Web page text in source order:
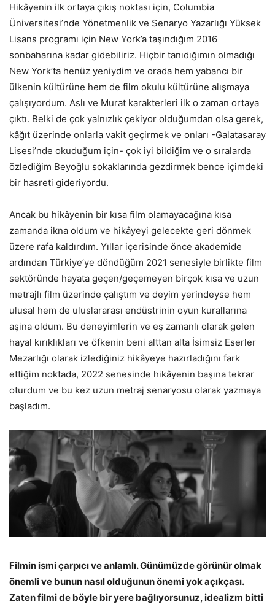
Hikâyenin ilk ortaya çıkış noktası için, Columbia
Üniversitesi’nde Yönetmenlik ve Senaryo Yazarlığı Yüksek
Lisans programı için New York’a taşındığım 2016
sonbaharına kadar gidebiliriz. Hiçbir tanıdığımın olmadığı
New York’ta henüz yeniydim ve orada hem yabancı bir
ülkenin kültürüne hem de film okulu kültürüne alışmaya
çalışıyordum. Aslı ve Murat karakterleri ilk o zaman ortaya
çıktı. Belki de çok yalnızlık çekiyor olduğumdan olsa gerek,
kâğıt üzerinde onlarla vakit geçirmek ve onları -Galatasaray
Lisesi’nde okuduğum için- çok iyi bildiğim ve o sıralarda
özlediğim Beyoğlu sokaklarında gezdirmek bence içimdeki
bir hasreti gideriyordu.
Ancak bu hikâyenin bir kısa film olamayacağına kısa
zamanda ikna oldum ve hikâyeyi gelecekte geri dönmek
üzere rafa kaldırdım. Yıllar içerisinde önce akademide
ardından Türkiye’ye döndüğüm 2021 senesiyle birlikte film
sektöründe hayata geçen/geçemeyen birçok kısa ve uzun
metrajlı film üzerinde çalıştım ve deyim yerindeyse hem
ulusal hem de uluslararası endüstrinin oyun kurallarına
aşina oldum. Bu deneyimlerin ve eş zamanlı olarak gelen
hayal kırıklıkları ve öfkenin beni alttan alta İsimsiz Eserler
Mezarlığı olarak izlediğiniz hikâyeye hazırladığını fark
ettiğim noktada, 2022 senesinde hikâyenin başına tekrar
oturdum ve bu kez uzun metraj senaryosu olarak yazmaya
başladım.
Filmin ismi çarpıcı ve anlamlı. Günümüzde görünür olmak
önemli ve bunun nasıl olduğunun önemi yok açıkçası.
Zaten filmi de böyle bir yere bağlıyorsunuz, idealizm bitti